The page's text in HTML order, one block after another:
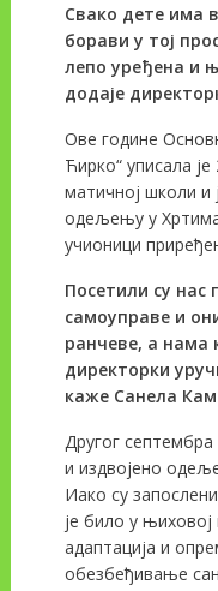
Свако дете има
борави у тој
лепо уређена и
додаје
Ове године
Ћирко“ уписала
матичној школи и
одељењу у
учионици
Посетили су нас
самоуправе и
ранчеве, а нама
директорки
каже Санела
Другог
и издвојено
Иако су
је било у њиховој
адаптација и
обезбеђивање